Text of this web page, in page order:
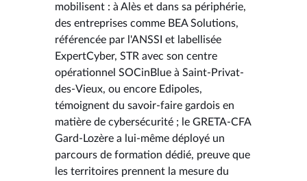
mobilisent : à Alès et dans sa périphérie,
des entreprises comme BEA Solutions,
référencée par l'ANSSI et labellisée
ExpertCyber, STR avec son centre
opérationnel SOCinBlue à Saint-Privat-
des-Vieux, ou encore Edipoles,
témoignent du savoir-faire gardois en
matière de cybersécurité ; le GRETA-CFA
Gard-Lozère a lui-même déployé un
parcours de formation dédié, preuve que
les territoires prennent la mesure du